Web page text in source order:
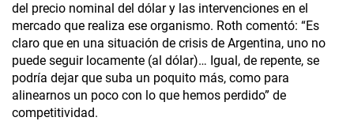
del precio nominal del dólar y las intervenciones en el
mercado que realiza ese organismo. Roth comentó: “Es
claro que en una situación de crisis de Argentina, uno no
puede seguir locamente (al dólar)… Igual, de repente, se
podría dejar que suba un poquito más, como para
alinearnos un poco con lo que hemos perdido” de
competitividad.